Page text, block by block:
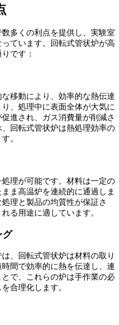
多くの利点を提供し、実験室
ています。回転式管状炉が高
です：
移動により、効率的な熱伝達
、処理中に表面全体が大気に
進され、ガス消費量が削減さ
回転式管状炉は熱処理効率の
。
理が可能です。材料は一定の
ま高温炉を連続的に通過しま
理と製品の均質性が保証さ
る用途に適しています。
グ
、回転式管状炉は材料の取り
間で効率的に熱を伝達し、連
で、これらの炉は手作業の必
合理化します。